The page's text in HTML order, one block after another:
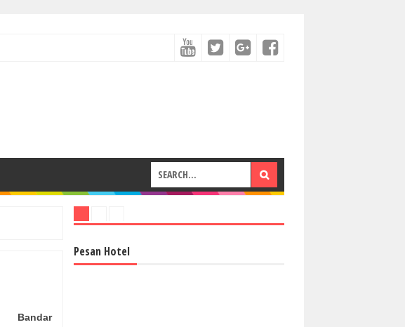
Bandar
Pesan Hotel